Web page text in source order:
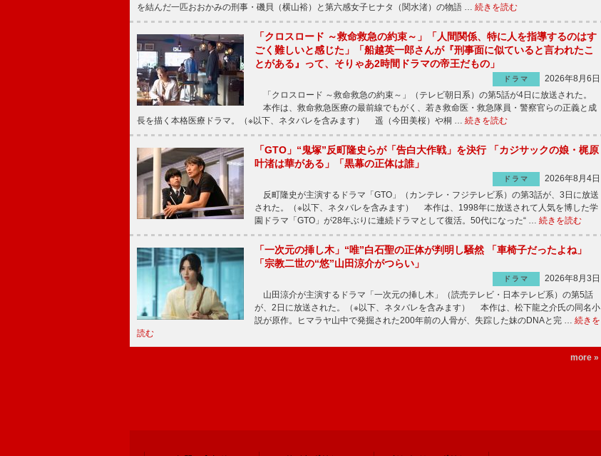
を結んだ一匹おおかみの刑事・磯貝（横山裕）と第六感女子ヒナタ（関水渚）の物語 … 続きを読む
「クロスロード ～救命救急の約束～」「人間関係、特に人を指導するのはす
ごく難しいと感じた」「船越英一郎さんが『刑事面に似ていると言われたこ
とがある』って、そりゃあ2時間ドラマの帝王だもの」
ドラマ
2026年8月6日
「クロスロード ～救命救急の約束～」（テレビ朝日系）の第5話が4日に放送された。
本作は、救命救急医療の最前線でもがく、若き救命医・救急隊員・警察官らの正義と成
長を描く本格医療ドラマ。（※以下、ネタバレを含みます） 遥（今田美桜）や桐 … 続きを読む
「GTO」“鬼塚”反町隆史らが「告白大作戦」を決行 「カジサックの娘・梶原
叶渚は華がある」「黒幕の正体は誰」
ドラマ
2026年8月4日
反町隆史が主演するドラマ「GTO」（カンテレ・フジテレビ系）の第3話が、3日に放送
された。（※以下、ネタバレを含みます） 本作は、1998年に放送されて人気を博した学
園ドラマ「GTO」が28年ぶりに連続ドラマとして復活。50代になった“ … 続きを読む
「一次元の挿し木」“唯”白石聖の正体が判明し騒然 「車椅子だったよね」
「宗教二世の“悠”山田涼介がつらい」
ドラマ
2026年8月3日
山田涼介が主演するドラマ「一次元の挿し木」（読売テレビ・日本テレビ系）の第5話
が、2日に放送された。（※以下、ネタバレを含みます） 本作は、松下龍之介氏の同名小
説が原作。ヒマラヤ山中で発掘された200年前の人骨が、失踪した妹のDNAと完 … 続きを
読む
more »